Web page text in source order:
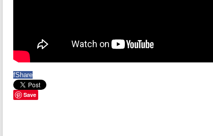
fShare
Save